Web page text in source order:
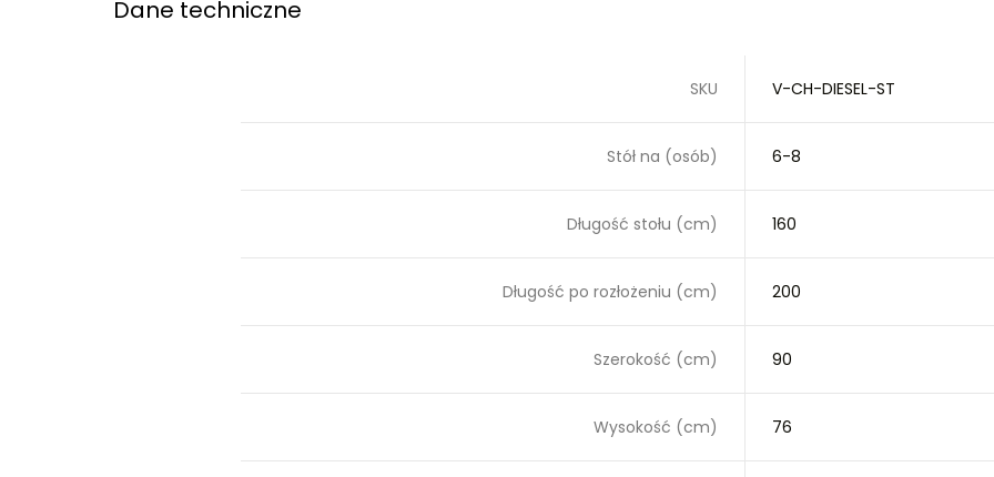
Dane techniczne
SKU V-CH-DIESEL-ST
Stół na (osób) 6-8
Długość stołu (cm) 160
Długość po rozłożeniu (cm) 200
Szerokość (cm) 90
Wysokość (cm) 76